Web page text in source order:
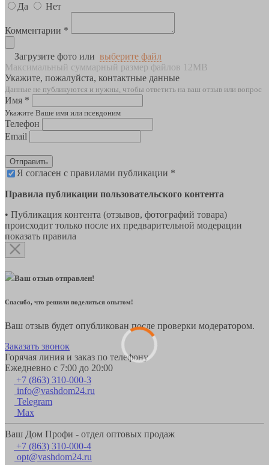
Да
Нет
Комментарии *
Загрузите фото или выберите файл
Максимальный суммарный размер файлов 12MB
Укажите, пожалуйста, контактные данные
Данные не публикуются и нужны, чтобы ответить на ваш отзыв или вопрос
Имя *
Укажите Ваше имя или псевдоним
Телефон
Email
Отправить
Я согласен с правилами публикации *
Правила публикации пользовательского контента
• Публикация контента (отзывов, фотографий товара)
происходит только после их предварительной модерации
показать правила
Ваш отзыв отправлен!
Спасибо, что решили поделиться опытом!
Ваш отзыв будет опубликован после проверки модератором.
Заказать звонок
Горячая линия и заказ по телефону
Ежедневно с 7:00 до 20:00
+7 (863) 310-000-3
info@vashdom24.ru
Telegram
Max
Ваш Дом Профи - отдел оптовых продаж
+7 (863) 310-000-4
opt@vashdom24.ru